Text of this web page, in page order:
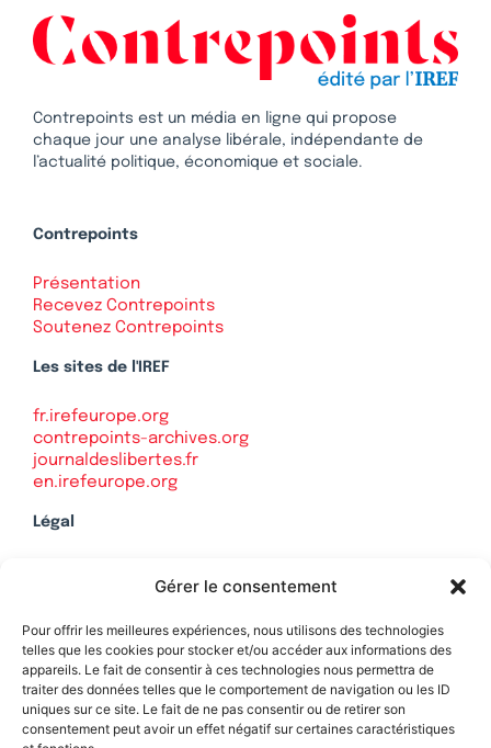
Gérer le consentement
Pour offrir les meilleures expériences, nous utilisons des technologies
telles que les cookies pour stocker et/ou accéder aux informations des
appareils. Le fait de consentir à ces technologies nous permettra de
traiter des données telles que le comportement de navigation ou les ID
uniques sur ce site. Le fait de ne pas consentir ou de retirer son
consentement peut avoir un effet négatif sur certaines caractéristiques
Contrepoints est un média en ligne qui propose
chaque jour une analyse libérale, indépendante de
l’actualité politique, économique et sociale.
Contrepoints
Présentation
Recevez Contrepoints
Soutenez Contrepoints
Les sites de l'IREF
fr.irefeurope.org
contrepoints-archives.org
journaldeslibertes.fr
en.irefeurope.org
Légal
Politique de confidentialité
Soutenez Contrepoints